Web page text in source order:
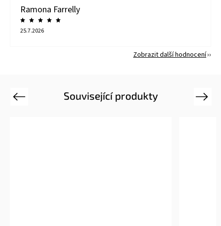
Ramona Farrelly
25.7.2026
Zobrazit další hodnocení
Související produkty
Previous Next